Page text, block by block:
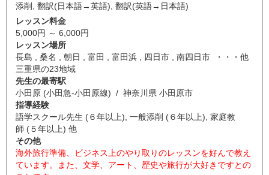
添削 , 翻訳(日本語→英語), 翻訳(英語→日本語)
レッスン料金
5,000円 ～ 6,000円
レッスン場所
長島 , 桑名 , 朝日 , 富田 , 富田浜 , 四日市 , 南四日市 ・・・他
三重県の23地域
先生の最寄駅
小田原 (小田急-小田原線) / 神奈川県 小田原市
指導経験
語学スクール先生 (６年以上), 一般添削 (６年以上), 家庭教
師 (５年以上) 他
その他
海外旅行準備、ビジネス上のやり取りのレッスンを好んで教え
ています。また、文学、アート、歴史や旅行が大好きですとの